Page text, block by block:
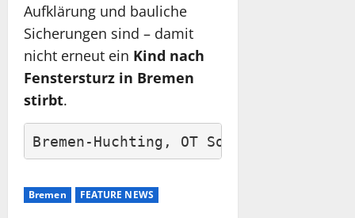
Aufklärung und bauliche
Sicherungen sind – damit
nicht erneut ein Kind nach
Fenstersturz in Bremen
stirbt.
Bremen-Huchting, OT Sodenmatt,
Bremen FEATURE NEWS